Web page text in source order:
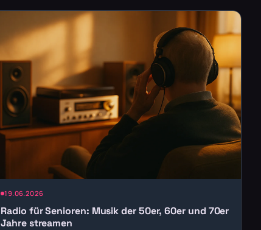
19.06.2026
Radio für Senioren: Musik der 50er, 60er und 70er
Jahre streamen